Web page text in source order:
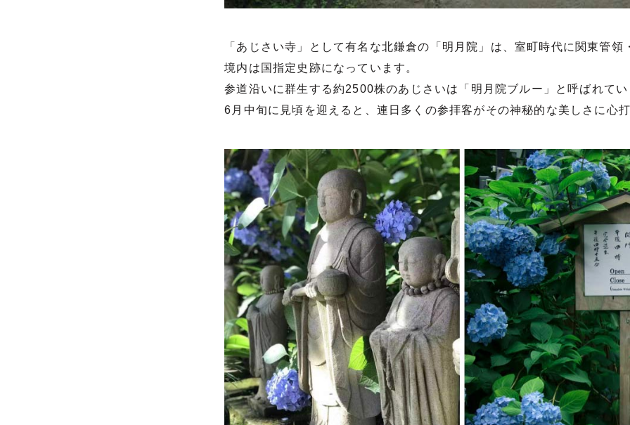
「あじさい寺」として有名な北鎌倉の「明月院」は、室町時代に関東管
境内は国指定史跡になっています。
参道沿いに群生する約2500株のあじさいは「明月院ブルー」と呼ばれて
6月中旬に見頃を迎えると、連日多くの参拝客がその神秘的な美しさに心